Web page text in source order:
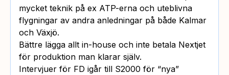
mycket teknik på ex ATP-erna och uteblivna
flygningar av andra anledningar på både Kalmar
och Växjö.
Bättre lägga allt in-house och inte betala Nextjet
för produktion man klarar själv.
Intervjuer för FD igår till S2000 för “nya”